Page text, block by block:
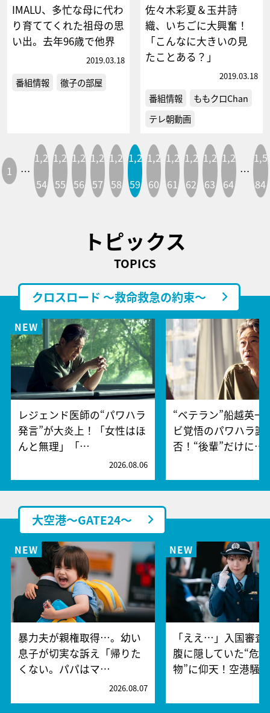
IMALU、多忙な母に代わ
り育ててくれた祖母の思
い出。去年96歳で他界
2019.03.18
番組情報 徹子の部屋
佐々木彩夏＆玉井詩
織、いちごに大興奮！
「こんなに大きいの見
たことある？」
2019.03.18
番組情報
ももクロChan
テレ朝動画
1 …
1,2
54
1,2
55
1,2
56
1,2
57
1,2
58
1,2
59
1,2
60
1,2
61
1,2
62
1,2
63
1,2
64
…
1,5
84
トピックス
TOPICS
クロスロード ～救命救急の約束～
レジェンド医師の“パワハラ
発言”が大炎上！「女性はほ
んと無理」「…
2026.08.06
“ベテラン”船越英一
ビ覚悟のパワハラ謝
否！“後輩”だけに…
大空港～GATE24～
暴力夫が親権取得…。幼い
息子が切実な訴え「帰りた
くない。パパはマ…
2026.08.07
「ええ…」入国審査
腹に隠していた“危
物”に仰天！空港騒